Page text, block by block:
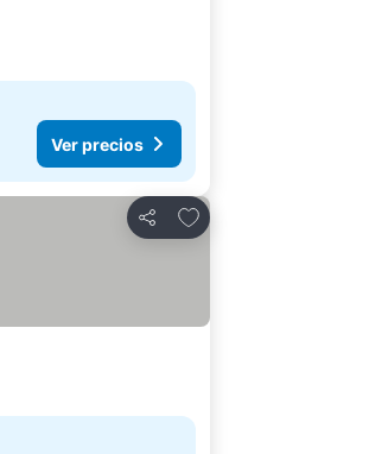
Ver precios
Compartir
Agregar a favoritos